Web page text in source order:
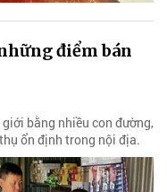
điểm bán
bằng nhiều con đường,
ổn định trong nội địa.